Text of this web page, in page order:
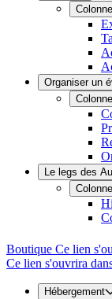
Colonne
Organiser un
Colonne
Le legs des
Colonne
Boutique Ce lien
Ce lien s'ouvrira
Hébergement